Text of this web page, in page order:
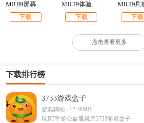
下载
下载
下载
点击查看更多
下载排行榜
3733游戏盒子
游戏辅助
12.36MB
玩BT手游公益服就用3733游戏盒子